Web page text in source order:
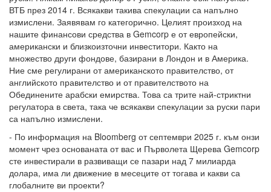
ВТБ през 2014 г. Всякакви такива спекулации са напълно
измислени. Заявявам го категорично. Целият произход на
нашите финансови средства в Gemcorp е от европейски,
американски и близкоизточни инвеститори. Както на
множество други фондове, базирани в Лондон и в Америка.
Ние сме регулирани от американското правителство, от
английското правителство и от правителството на
Обединените арабски емирства. Това са трите най-стриктни
регулатора в света, така че всякакви спекулации за руски пари
са напълно измислени.
- По информация на Bloomberg от септември 2025 г. към онзи
момент чрез основаната от вас и Първолета Щерева Gemcorp
сте инвестирали в развиващи се пазари над 7 милиарда
долара, има ли движение в месеците от тогава и какви са
глобалните ви проекти?